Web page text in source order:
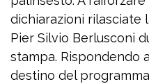
dichiarazioni rilasciate
Pier Silvio Berlusconi
stampa. Rispondendo
destino del